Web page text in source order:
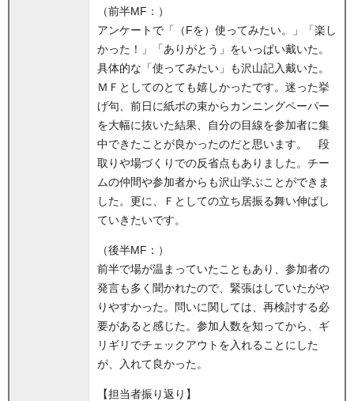
（前半MF：）
アンケートで「（Fを）使ってみたい。」「楽し
かった！」「ありがとう」をいっぱい戴いた。
具体的な「使ってみたい」も沢山記入戴いた。
ＭＦとしてのとても嬉しかったです。迷った挙
げ句、前日に紙ポの束からカンニングペーパー
を大幅に抜いた結果、自分の目線を参加者に集
中できたことが良かったのだと思います。 段
取りや場づくりでの反省点もありました。チー
ムの仲間や参加者からも沢山学ぶことができま
した。更に、Ｆとしての立ち居振る舞い伸ばし
ていきたいです。
（後半MF：）
前半で場が温まっていたこともあり、参加者の
発言も多く聞かれたので、緊張はしていたがや
りやすかった。問いに関しては、再検討する必
要があると感じた。参加人数を知ってから、ギ
リギリでチェックアウトを入れることにした
が、入れて良かった。
【担当者振り返り】